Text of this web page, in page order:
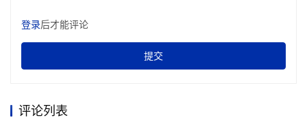
登录后才能评论
提交
评论列表